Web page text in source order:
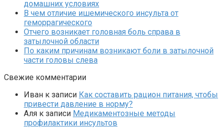
домашних условиях
В чем отличие ишемического инсульта от
геморрагического
Отчего возникает головная боль справа в
затылочной области
По каким причинам возникают боли в затылочной
части головы слева
Свежие комментарии
Иван к записи Как составить рацион питания, чтобы
привести давление в норму?
Аля к записи Медикаментозные методы
профилактики инсультов